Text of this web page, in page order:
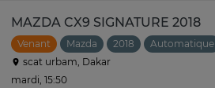
MAZDA CX9 SIGNATURE 2018
Venant Mazda 2018
Automatique
scat urbam, Dakar
mardi, 15:50